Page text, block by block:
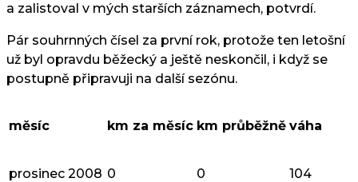
a zalistoval v mých starších záznamech, potvrdí.
Pár souhrnných čísel za první rok, protože ten letošní
už byl opravdu běžecký a ještě neskončil, i když se
postupně připravuji na další sezónu.
měsíc km za měsíc km průběžně váha
prosinec 2008 0 0 104